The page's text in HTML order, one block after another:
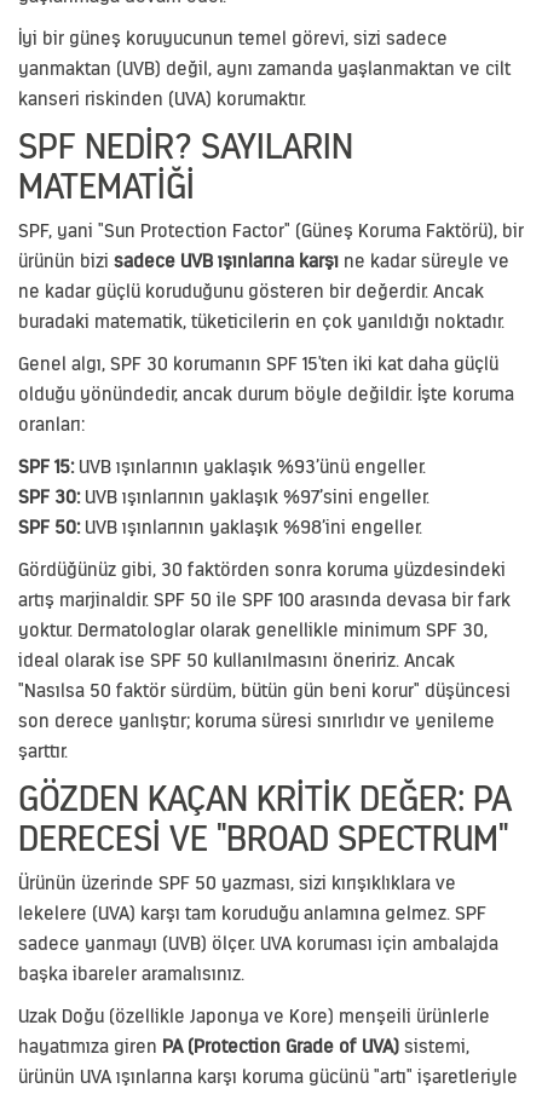
İyi bir güneş koruyucunun temel görevi, sizi sadece
yanmaktan (UVB) değil, aynı zamanda yaşlanmaktan ve cilt
kanseri riskinden (UVA) korumaktır.
SPF NEDIR? SAYILARIN
MATEMATIĞI
SPF, yani "Sun Protection Factor" (Güneş Koruma Faktörü), bir
ürünün bizi sadece UVB ışınlarına karşı ne kadar süreyle ve
ne kadar güçlü koruduğunu gösteren bir değerdir. Ancak
buradaki matematik, tüketicilerin en çok yanıldığı noktadır.
Genel algı, SPF 30 korumanın SPF 15'ten iki kat daha güçlü
olduğu yönündedir, ancak durum böyle değildir. İşte koruma
oranları:
SPF 15:UVB ışınlarının yaklaşık %93’ünü engeller.
SPF 30:UVB ışınlarının yaklaşık %97’sini engeller.
SPF 50:UVB ışınlarının yaklaşık %98’ini engeller.
Gördüğünüz gibi, 30 faktörden sonra koruma yüzdesindeki
artış marjinaldir. SPF 50 ile SPF 100 arasında devasa bir fark
yoktur. Dermatologlar olarak genellikle minimum SPF 30,
ideal olarak ise SPF 50 kullanılmasını öneririz. Ancak
"Nasılsa 50 faktör sürdüm, bütün gün beni korur" düşüncesi
son derece yanlıştır; koruma süresi sınırlıdır ve yenileme
şarttır.
GÖZDEN KAÇAN KRITIK DEĞER: PA
DERECESI VE "BROAD SPECTRUM"
Ürünün üzerinde SPF 50 yazması, sizi kırışıklıklara ve
lekelere (UVA) karşı tam koruduğu anlamına gelmez. SPF
sadece yanmayı (UVB) ölçer. UVA koruması için ambalajda
başka ibareler aramalısınız.
Uzak Doğu (özellikle Japonya ve Kore) menşeili ürünlerle
hayatımıza giren PA (Protection Grade of UVA) sistemi,
ürünün UVA ışınlarına karşı koruma gücünü "artı" işaretleriyle